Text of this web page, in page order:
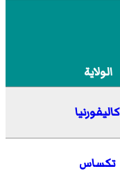
الولاية
كاليفورنيا
تكساس